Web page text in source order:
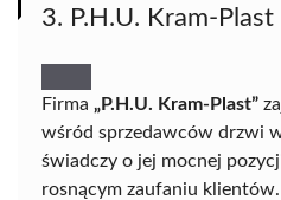
3. P.H.U. Kram-Plast
Firma „P.H.U. Kram-Plast”
wśród sprzedawców drzwi
świadczy o jej mocnej
rosnącym zaufaniu klientów.